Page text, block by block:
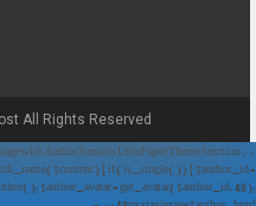
All Rights Reserved.
with Author Name in UrduPaper Theme function
{ if (is_single()) { $author_id =
$author_avatar = get_avatar($author_id, 48);